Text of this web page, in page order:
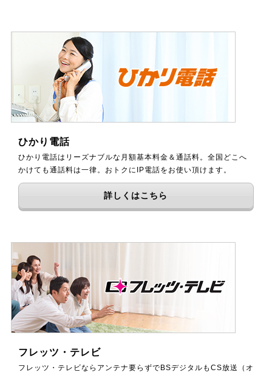
ひかり電話
ひかり電話はリーズナブルな月額基本料金＆通話料。全国どこへ
かけても通話料は一律。おトクにIP電話をお使い頂けます。
詳しくはこちら
フレッツ・テレビ
フレッツ・テレビならアンテナ要らずでBSデジタルもCS放送（オ